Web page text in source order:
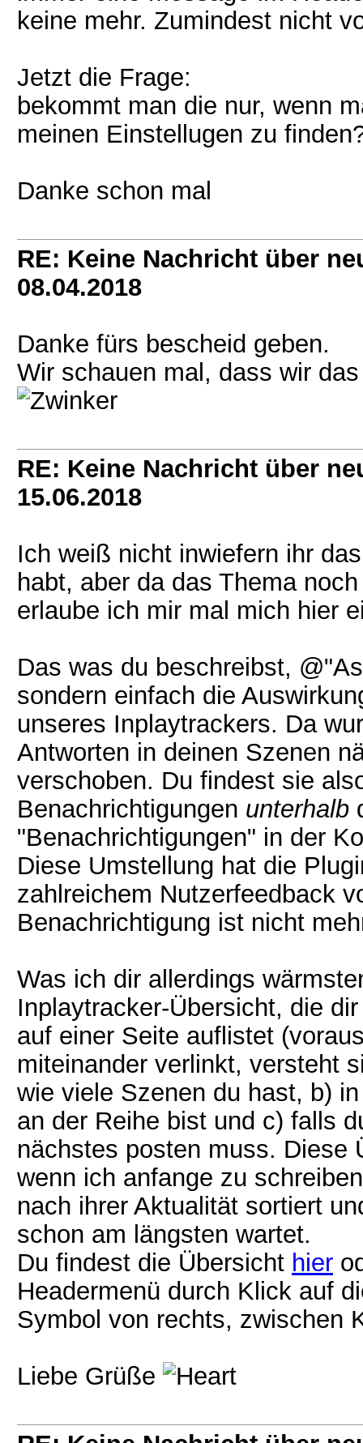
keine mehr. Zumindest nicht
Jetzt die Frage:
bekommt man die nur, wenn
meinen Einstellugen zu
Danke schon mal
RE: Keine Nachricht über
08.04.2018
Danke fürs bescheid geben.
Wir schauen mal, dass wir
RE: Keine Nachricht über
15.06.2018
Ich weiß nicht inwiefern ihr
habt, aber da das Thema
erlaube ich mir mal mich hier
Das was du beschreibst,
sondern einfach die
unseres Inplaytrackers. Da
Antworten in deinen Szenen
verschoben. Du findest sie
Benachrichtigungen unterhalb
"Benachrichtigungen" in der
Diese Umstellung hat die
zahlreichem Nutzerfeedback
Benachrichtigung ist nicht
Was ich dir allerdings
Inplaytracker-Übersicht, die
auf einer Seite auflistet
miteinander verlinkt, versteht
wie viele Szenen du hast, b)
an der Reihe bist und c) falls
nächstes posten muss. Diese
wenn ich anfange zu
nach ihrer Aktualität sortiert
schon am längsten wartet.
Du findest die Übersicht hier
Headermenü durch Klick auf
Symbol von rechts, zwischen
Liebe Grüße